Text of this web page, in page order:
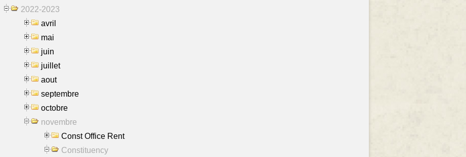
2022-2023
avril
mai
juin
juillet
aout
septembre
octobre
novembre
Const Office Rent
Constituency